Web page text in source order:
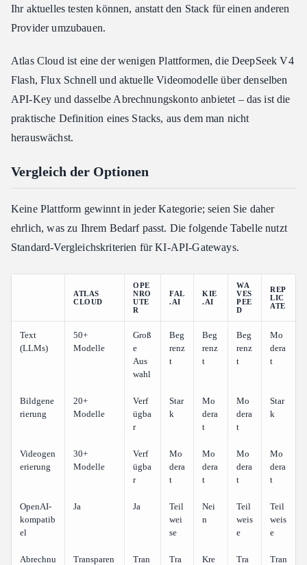
Ihr aktuelles testen können, anstatt den Stack für einen anderen
Provider umzubauen.
Atlas Cloud ist eine der wenigen Plattformen, die DeepSeek V4
Flash, Flux Schnell und aktuelle Videomodelle über denselben
API-Key und dasselbe Abrechnungskonto anbietet – das ist die
praktische Definition eines Stacks, aus dem man nicht
herauswächst.
Vergleich der Optionen
Keine Plattform gewinnt in jeder Kategorie; seien Sie daher
ehrlich, was zu Ihrem Bedarf passt. Die folgende Tabelle nutzt
Standard-Vergleichskriterien für KI-API-Gateways.
ATLAS
CLOUD
OPE
NRO
UTE
R
FAL
.AI
KIE
.AI
WA
VES
PEE
D
REP
LIC
ATE
Text
(LLMs)
50+
Modelle
Groß
e
Aus
wahl
Beg
renz
t
Beg
renz
t
Beg
renz
t
Mo
dera
t
Bildgene
rierung
20+
Modelle
Verf
ügba
r
Star
k
Mo
dera
t
Mo
dera
t
Star
k
Videogen
erierung
30+
Modelle
Verf
ügba
r
Mo
dera
t
Mo
dera
t
Mo
dera
t
Mo
dera
t
OpenAI-
kompatib
el
Ja Ja
Teil
wei
se
Nei
n
Teil
weis
e
Teil
weis
e
Abrechnu
Transparen
Tran
Tra
Kre
Tra
Tran